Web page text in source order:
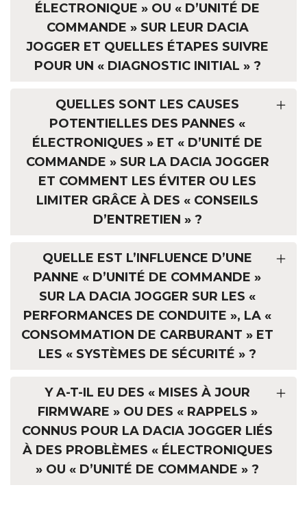
ÉLECTRONIQUE » OU « D’UNITÉ DE
COMMANDE » SUR LEUR DACIA
JOGGER ET QUELLES ÉTAPES SUIVRE
POUR UN « DIAGNOSTIC INITIAL » ?
QUELLES SONT LES CAUSES
POTENTIELLES DES PANNES «
ÉLECTRONIQUES » ET « D’UNITÉ DE
COMMANDE » SUR LA DACIA JOGGER
ET COMMENT LES ÉVITER OU LES
LIMITER GRÂCE À DES « CONSEILS
D’ENTRETIEN » ?
QUELLE EST L’INFLUENCE D’UNE
PANNE « D’UNITÉ DE COMMANDE »
SUR LA DACIA JOGGER SUR LES «
PERFORMANCES DE CONDUITE », LA «
CONSOMMATION DE CARBURANT » ET
LES « SYSTÈMES DE SÉCURITÉ » ?
Y A-T-IL EU DES « MISES À JOUR
FIRMWARE » OU DES « RAPPELS »
CONNUS POUR LA DACIA JOGGER LIÉS
À DES PROBLÈMES « ÉLECTRONIQUES
» OU « D’UNITÉ DE COMMANDE » ?